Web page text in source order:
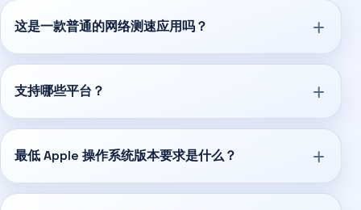
这是一款普通的网络测速应用吗？
支持哪些平台？
最低 Apple 操作系统版本要求是什么？